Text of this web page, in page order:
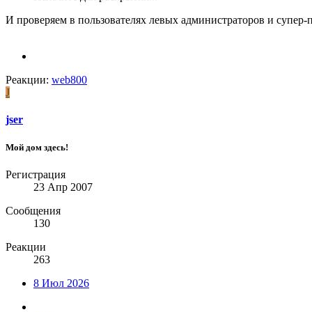
И проверяем в пользователях левых администраторов и супер-
Реакции: web800
J
jser
Мой дом здесь!
Регистрация
23 Апр 2007
Сообщения
130
Реакции
263
8 Июл 2026